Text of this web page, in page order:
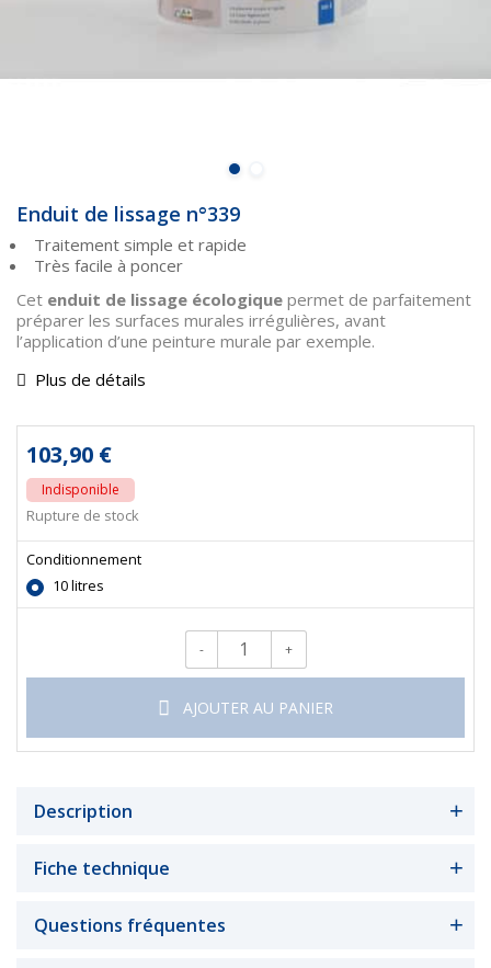
Enduit de lissage n°339
Traitement simple et rapide
Très facile à poncer
Cet enduit de lissage écologique permet de parfaitement
préparer les surfaces murales irrégulières, avant
l’application d’une peinture murale par exemple.
Plus de détails
103,90 €
Indisponible
Rupture de stock
Conditionnement
10 litres
Qté.
- +
AJOUTER AU PANIER
Description
Fiche technique
Questions fréquentes